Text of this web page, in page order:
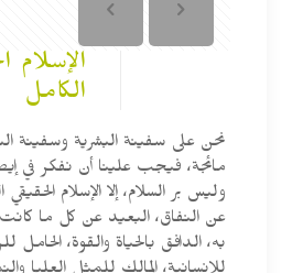
الإسلام
الكامل
نحن على سفينة البشرية وسفينة
مائجة، فيجب علينا أن نفكر في
وليس بر السلام، إلا الإسلام الحقيقي
عن النفاق، البعيد عن كل ما كانت
به، الدافق بالحياة والقوة، الحامل